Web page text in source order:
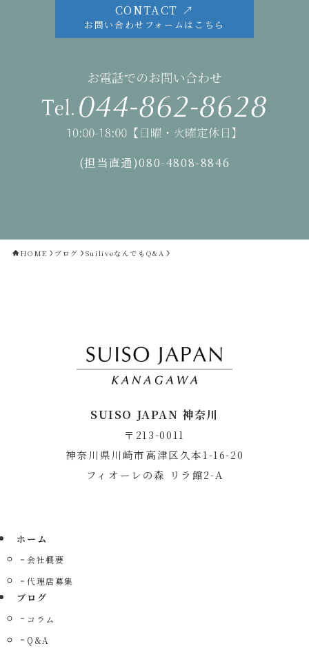
CONTACT ↗
お問い合わせフォームはこちら
(担当直通)080-4808-8846
HOME ブログ SuiliveなんでもQ&A
SUISO JAPAN 神奈川
〒213-0011
神奈川県川崎市高津区久本1-16-20
フィオーレの森 リラ館2-A
ホーム
会社概要
代理店募集
ブログ
コラム
Q&A